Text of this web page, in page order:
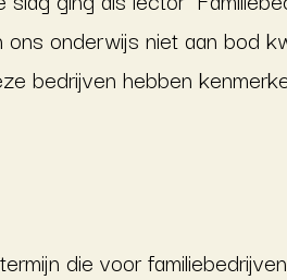
onderwijs niet aan bod
bedrijven hebben
die voor